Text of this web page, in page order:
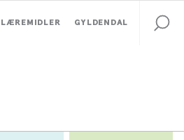
LÆREMIDLER GYLDENDAL